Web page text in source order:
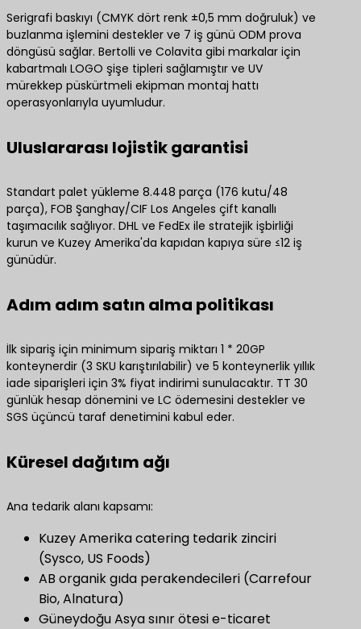
Serigrafi baskıyı (CMYK dört renk ±0,5 mm doğruluk) ve
buzlanma işlemini destekler ve 7 iş günü ODM prova
döngüsü sağlar. Bertolli ve Colavita gibi markalar için
kabartmalı LOGO şişe tipleri sağlamıştır ve UV
mürekkep püskürtmeli ekipman montaj hattı
operasyonlarıyla uyumludur.
Uluslararası lojistik garantisi
Standart palet yükleme 8.448 parça (176 kutu/48
parça), FOB Şanghay/CIF Los Angeles çift kanallı
taşımacılık sağlıyor. DHL ve FedEx ile stratejik işbirliği
kurun ve Kuzey Amerika'da kapıdan kapıya süre ≤12 iş
günüdür.
Adım adım satın alma politikası
İlk sipariş için minimum sipariş miktarı 1 * 20GP
konteynerdir (3 SKU karıştırılabilir) ve 5 konteynerlik yıllık
iade siparişleri için 3% fiyat indirimi sunulacaktır. TT 30
günlük hesap dönemini ve LC ödemesini destekler ve
SGS üçüncü taraf denetimini kabul eder.
Küresel dağıtım ağı
Ana tedarik alanı kapsamı:
Kuzey Amerika catering tedarik zinciri
(Sysco, US Foods)
AB organik gıda perakendecileri (Carrefour
Bio, Alnatura)
Güneydoğu Asya sınır ötesi e-ticaret